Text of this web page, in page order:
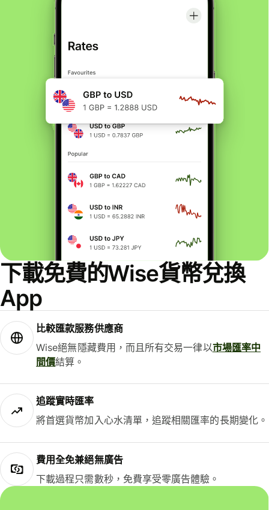
下載免費的Wise貨幣兌換
App
比較匯款服務供應商
Wise絕無隱藏費用，而且所有交易一律以市場匯率中
間價結算。
追蹤實時匯率
將首選貨幣加入心水清單，追蹤相關匯率的長期變化。
費用全免兼絕無廣告
下載過程只需數秒，免費享受零廣告體驗。